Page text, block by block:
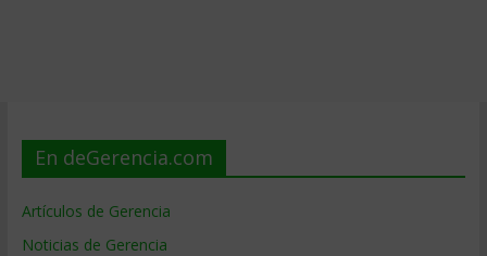
En deGerencia.com
Artículos de Gerencia
Noticias de Gerencia